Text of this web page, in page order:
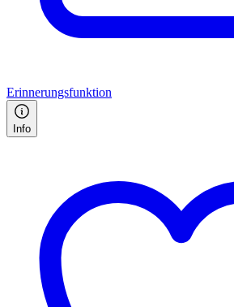
Erinnerungsfunktion
Info